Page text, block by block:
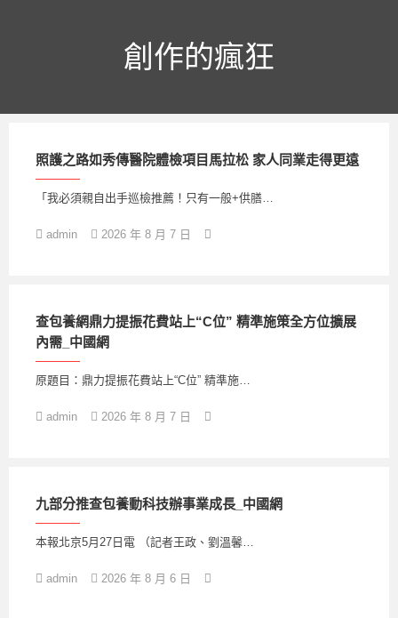
創作的瘋狂
照護之路如秀傳醫院體檢項目馬拉松 家人同業走得更遠
「我必須親自出手巡檢推薦！只有一般+供膳…
admin 2026 年 8 月 7 日
查包養網鼎力提振花費站上“C位” 精準施策全方位擴展
內需_中國網
原題目：鼎力提振花費站上“C位” 精準施…
admin 2026 年 8 月 7 日
九部分推查包養動科技辦事業成長_中國網
本報北京5月27日電 （記者王政、劉溫馨…
admin 2026 年 8 月 6 日